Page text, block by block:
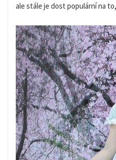
ale stále je dost populární na